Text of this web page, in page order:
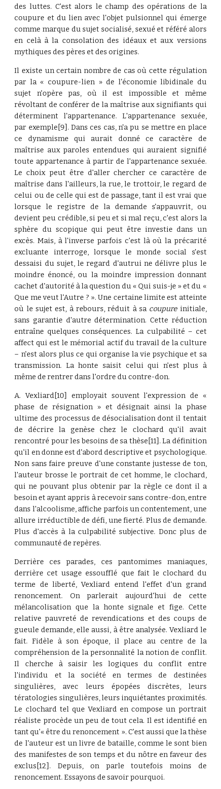
des luttes. C'est alors le champ des opérations de la
coupure et du lien avec l'objet pulsionnel qui émerge
comme marque du sujet socialisé, sexué et référé alors
en celà à la consolation des idéaux et aux versions
mythiques des pères et des origines.
Il existe un certain nombre de cas où cette régulation
par la « coupure-lien » de l'économie libidinale du
sujet n'opère pas, où il est impossible et même
révoltant de conférer de la maîtrise aux signifiants qui
déterminent l'appartenance. L'appartenance sexuée,
par exemple[9]. Dans ces cas, n'a pu se mettre en place
ce dynamisme qui aurait donné ce caractère de
maîtrise aux paroles entendues qui auraient signifié
toute appartenance à partir de l'appartenance sexuée.
Le choix peut être d'aller chercher ce caractère de
maîtrise dans l'ailleurs, la rue, le trottoir, le regard de
celui ou de celle qui est de passage, tant il est vrai que
lorsque le registre de la demande s'appauvrit, ou
devient peu crédible, si peu et si mal reçu, c'est alors la
sphère du scopique qui peut être investie dans un
excès. Mais, à l'inverse parfois c'est là où la précarité
excluante interroge, lorsque le monde social s'est
dessaisi du sujet, le regard d'autrui ne délivre plus le
moindre énoncé, ou la moindre impression donnant
cachet d'autorité à la question du « Qui suis-je » et du «
Que me veut l'Autre ? ». Une certaine limite est atteinte
où le sujet est, à rebours, réduit à sa coupure initiale,
sans garantie d'autre détermination. Cette réduction
entraîne quelques conséquences. La culpabilité – cet
affect qui est le mémorial actif du travail de la culture
– n'est alors plus ce qui organise la vie psychique et sa
transmission. La honte saisit celui qui n'est plus à
même de rentrer dans l'ordre du contre-don.
A. Vexliard[10] employait souvent l'expression de «
phase de résignation » et désignait ainsi la phase
ultime des processus de désocialisation dont il tentait
de décrire la genèse chez le clochard qu'il avait
rencontré pour les besoins de sa thèse[11]. La définition
qu'il en donne est d'abord descriptive et psychologique.
Non sans faire preuve d'une constante justesse de ton,
l'auteur brosse le portrait de cet homme, le clochard,
qui ne pouvant plus obtenir par la règle ce dont il a
besoin et ayant appris à recevoir sans contre-don, entre
dans l'alcoolisme, affiche parfois un contentement, une
allure irréductible de défi, une fierté. Plus de demande.
Plus d'accès à la culpabilité subjective. Donc plus de
communauté de repères.
Derrière ces parades, ces pantomimes maniaques,
derrière cet usage essoufflé que fait le clochard du
terme de liberté, Vexliard entend l'effet d'un grand
renoncement. On parlerait aujourd'hui de cette
mélancolisation que la honte signale et fige. Cette
relative pauvreté de revendications et des coups de
gueule demande, elle aussi, à être analysée. Vexliard le
fait. Fidèle à son époque, il place au centre de la
compréhension de la personnalité la notion de conflit.
Il cherche à saisir les logiques du conflit entre
l'individu et la société en termes de destinées
singulières, avec leurs épopées discrètes, leurs
tératologies singulières, leurs inquiétantes proximités.
Le clochard tel que Vexliard en compose un portrait
réaliste procède un peu de tout cela. Il est identifié en
tant qu'« être du renoncement ». C'est aussi que la thèse
de l'auteur est un livre de bataille, comme le sont bien
des manifestes de son temps et du nôtre en faveur des
exclus[12]. Depuis, on parle toutefois moins de
renoncement. Essayons de savoir pourquoi.